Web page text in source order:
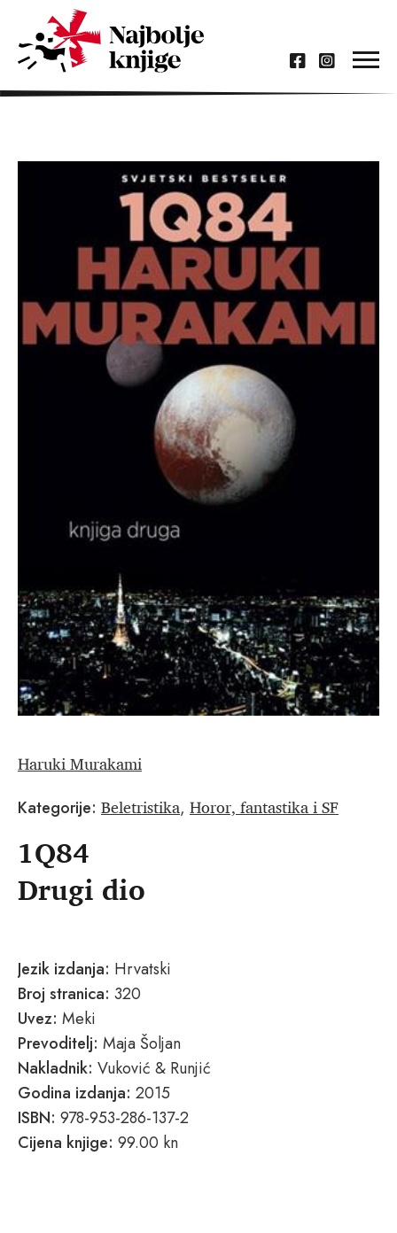
Haruki Murakami
Kategorije: Beletristika, Horor, fantastika i SF
1Q84
Drugi dio
Jezik izdanja: Hrvatski
Broj stranica: 320
Uvez: Meki
Prevoditelj: Maja Šoljan
Nakladnik: Vuković & Runjić
Godina izdanja: 2015
ISBN: 978-953-286-137-2
Cijena knjige: 99.00 kn